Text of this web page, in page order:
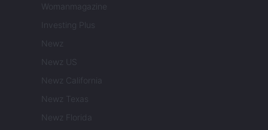
Womanmagazine
Investing Plus
Newz
Newz US
Newz California
Newz Texas
Newz Florida